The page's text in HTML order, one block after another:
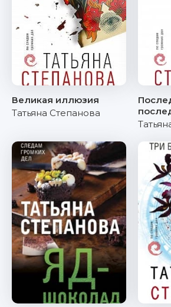
Великая иллюзия
Татьяна Степанова